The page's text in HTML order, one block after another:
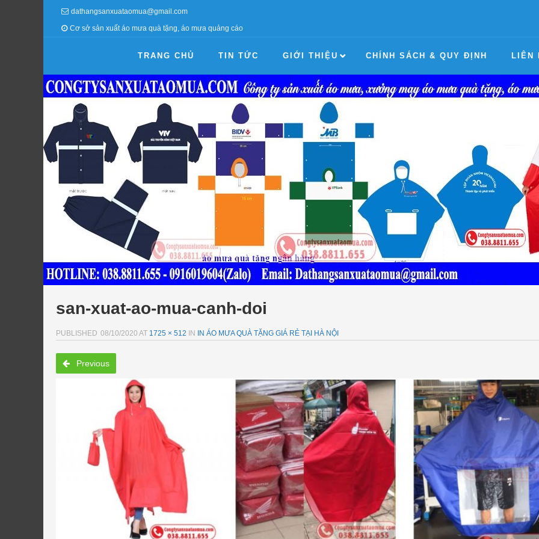
dathangsanxuataomua@gmail.com
Cơ sở sản xuất áo mưa quà tặng, áo mưa quảng cáo
TRANG CHỦ TIN TỨC GIỚI THIỆU CHÍNH SÁCH & QUY ĐỊNH LIÊN
san-xuat-ao-mua-canh-doi
PUBLISHED 08/10/2020 AT 1725 × 512 IN IN ÁO MƯA QUÀ TẶNG GIÁ RẺ TẠI HÀ NỘI
Previous